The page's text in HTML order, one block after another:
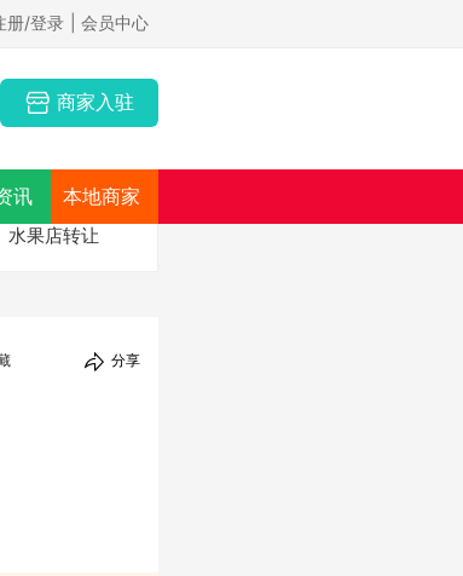
册/登录 | 会员中心
商家入驻
讯 本地商家
水果店转让
分享